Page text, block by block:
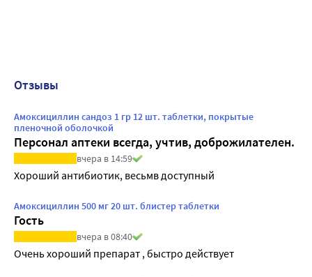
Отзывы
Амоксициллин сандоз 1 гр 12 шт. таблетки, покрытые
пленочной оболочкой
Персонал аптеки всегда, учтив, доброжилателен.
вчера в 14:59
Хороший антибиотик, весьмв доступный
Амоксициллин 500 мг 20 шт. блистер таблетки
Гость
вчера в 08:40
Очень хороший препарат , быстро действует